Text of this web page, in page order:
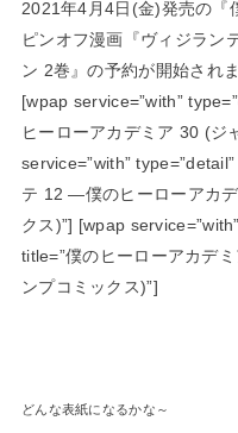
2021年4月4日(金)発売の『
ピンオフ漫画『ヴィジラン
ン 2巻』の予約が開始されま
[wpap service=”with”
ヒーローアカデミア 30 (ジ
service=”with”
テ 12 ―僕のヒーローアカ
クス)”] [wpap
title=”僕のヒーローアカデ
ンプコミックス)”]
どんな表紙になるかな～